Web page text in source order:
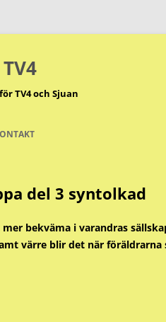
TV4 och Sjuan
del 3 syntolkad
bekväma i varandras
värre blir det när